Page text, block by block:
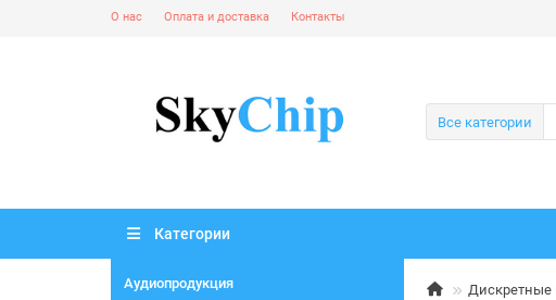
О нас Оплата и доставка Контакты
Все категории
Категории
Аудиопродукция Дискретные